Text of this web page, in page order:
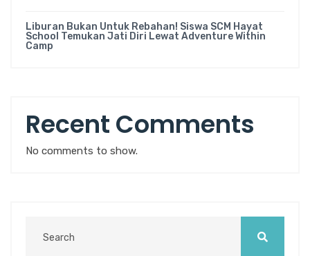
Liburan Bukan Untuk Rebahan! Siswa SCM Hayat
School Temukan Jati Diri Lewat Adventure Within
Camp
Recent Comments
No comments to show.